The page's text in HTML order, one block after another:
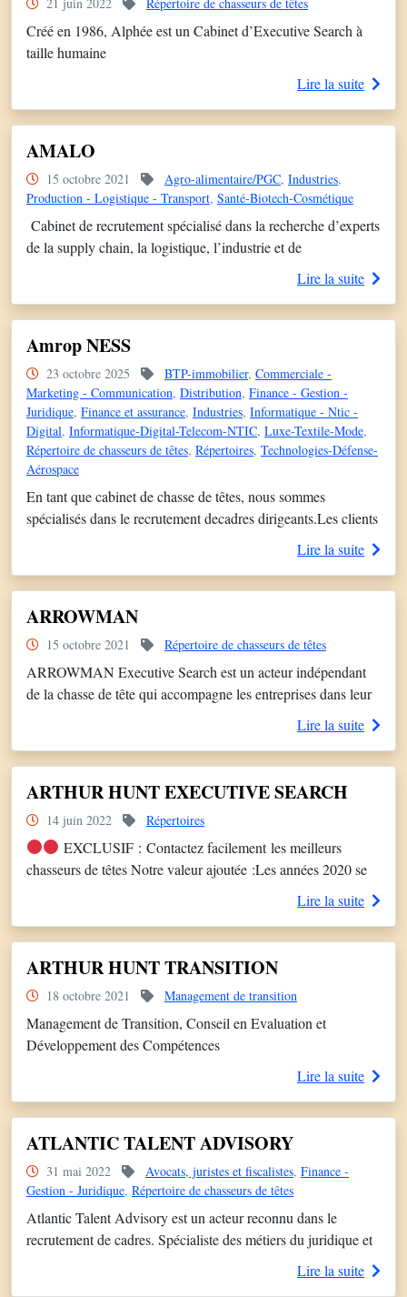
Créé en 1986, Alphée est un Cabinet d’Executive Search à
taille humaine
Lire la suite
AMALO
15 octobre 2021 Agro-alimentaire/PGC, Industries,
Production - Logistique - Transport, Santé-Biotech-Cosmétique
Cabinet de recrutement spécialisé dans la recherche d’experts
de la supply chain, la logistique, l’industrie et de
cabinet qui se soucie ses clients et de ses candidats. Contactez
Lire la suite
Amrop NESS
23 octobre 2025 BTP-immobilier, Commerciale -
Marketing - Communication, Distribution, Finance - Gestion -
Juridique, Finance et assurance, Industries, Informatique - Ntic -
Digital, Informatique-Digital-Telecom-NTIC, Luxe-Textile-Mode,
Répertoire de chasseurs de têtes, Répertoires, Technologies-Défense-
Aérospace
En tant que cabinet de chasse de têtes, nous sommes
spécialisés dans le recrutement decadres dirigeants.Les clients
meilleurs profils dumarché, capables d’anticiper, de naviguer
identifier les meilleurs […]
Lire la suite
ARROWMAN
15 octobre 2021 Répertoire de chasseurs de têtes
ARROWMAN Executive Search est un acteur indépendant
de la chasse de tête qui accompagne les entreprises dans leur
Lire la suite
ARTHUR HUNT EXECUTIVE SEARCH
14 juin 2022 Répertoires
EXCLUSIF : Contactez facilement les meilleurs
chasseurs de têtes Notre valeur ajoutée :Les années 2020 se
Lire la suite
ARTHUR HUNT TRANSITION
18 octobre 2021 Management de transition
Management de Transition, Conseil en Evaluation et
Développement des Compétences
Lire la suite
ATLANTIC TALENT ADVISORY
31 mai 2022 Avocats, juristes et fiscalistes, Finance -
Gestion - Juridique, Répertoire de chasseurs de têtes
Atlantic Talent Advisory est un acteur reconnu dans le
recrutement de cadres. Spécialiste des métiers du juridique et
d’ETI et de cabinets d’avocats. Fonctions : Directeurs
Lire la suite